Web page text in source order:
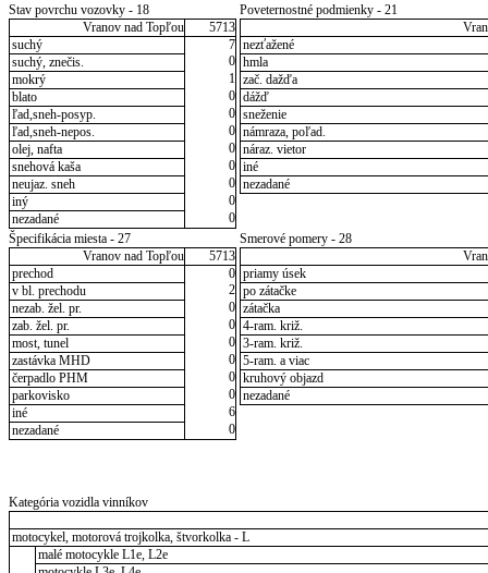
Stav povrchu vozovky - 18
Vranov nad Topľou
5713
suchý
7
suchý, znečis.
0
mokrý
1
blato
0
ľad,sneh-posyp.
0
ľad,sneh-nepos.
0
olej, nafta
0
snehová kaša
0
neujaz. sneh
0
iný
0
nezadané
0
Poveternostné podmienky - 21
nezťažené
hmla
zač. dažďa
dážď
sneženie
námraza, poľad.
náraz. vietor
iné
nezadané
Špecifikácia miesta - 27
Vranov nad Topľou
5713
prechod
0
v bl. prechodu
2
nezab. žel. pr.
0
zab. žel. pr.
0
most, tunel
0
zastávka MHD
0
čerpadlo PHM
0
parkovisko
0
iné
6
nezadané
0
Smerové pomery - 28
priamy úsek
po zátačke
zátačka
4-ram. križ.
3-ram. križ.
5-ram. a viac
kruhový objazd
nezadané
Kategória vozidla vinníkov
motocykel, motorová trojkolka, štvorkolka - L
malé motocykle L1e, L2e